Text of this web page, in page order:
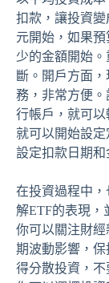
扣款，讓投資
元開始，如果
少的金額開始
斷。開戶方面
務，非常方便
行帳戶，就可以
就可以開始設定
設定扣款日期和
在投資過程中
解ETF的表現，
你可以關注財
期波動影響，
得分散投資，不